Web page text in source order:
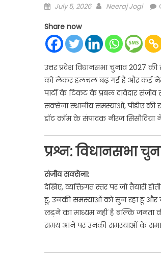
Posted
July 5, 2026 Author
Neeraj Jogi
Share now
उत्तर प्रदेश विधानसभा चुनाव 2027
को लेकर हलचल बढ़ गई है और कई नेता
पार्टी के टिकट के प्रबल दावेदार
सक्सेना स्थानीय समस्याओं, पीडीए की
डॉट कॉम के संपादक नीरज सिसौदिया
प्रश्न:विधानसभा
संजीव सक्सेना:
देखिए, व्यक्तिगत स्तर पर जो तैयारी
हूं, उनकी समस्याओं को सुन रहा हूं और
लड़ने का माध्यम नहीं है बल्कि जनता
समय आने पर उनकी समस्याओं के